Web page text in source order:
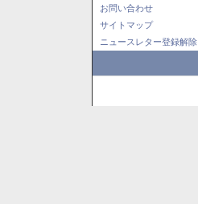
お問い合わせ
サイトマップ
ニュースレター登録解除